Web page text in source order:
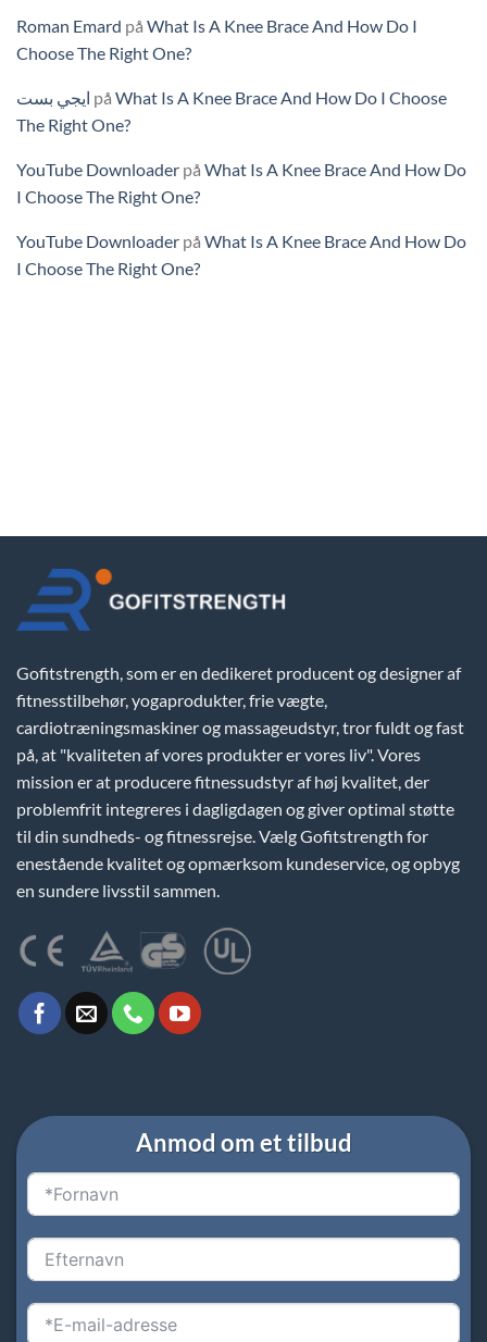
Roman Emard på What Is A Knee Brace And How Do I
Choose The Right One?
ايجي بست på What Is A Knee Brace And How Do I Choose
The Right One?
YouTube Downloader på What Is A Knee Brace And How Do
I Choose The Right One?
YouTube Downloader på What Is A Knee Brace And How Do
I Choose The Right One?
Gofitstrength, som er en dedikeret producent og designer af
fitnesstilbehør, yogaprodukter, frie vægte,
cardiotræningsmaskiner og massageudstyr, tror fuldt og fast
på, at "kvaliteten af vores produkter er vores liv". Vores
mission er at producere fitnessudstyr af høj kvalitet, der
problemfrit integreres i dagligdagen og giver optimal støtte
til din sundheds- og fitnessrejse. Vælg Gofitstrength for
enestående kvalitet og opmærksom kundeservice, og opbyg
en sundere livsstil sammen.
Anmod om et tilbud